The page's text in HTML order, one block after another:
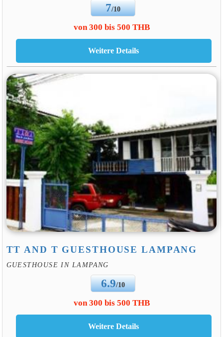
7/10
von 300 bis 500 THB
TT AND T GUESTHOUSE LAMPANG
GUESTHOUSE IN LAMPANG
6.9/10
von 300 bis 500 THB